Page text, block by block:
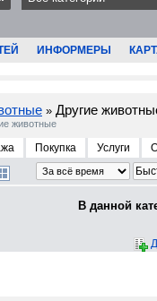
ИНФОРМЕРЫ
» Другие
животные
Покупка Услуги
В данной